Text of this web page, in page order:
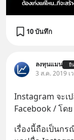
10 บันทึก
ลงทุนแมน ยื
3 ส.ค. 2019 เ
Instagram จะเ
Facebook / โด
เรื่องนี้ถือเป็นก